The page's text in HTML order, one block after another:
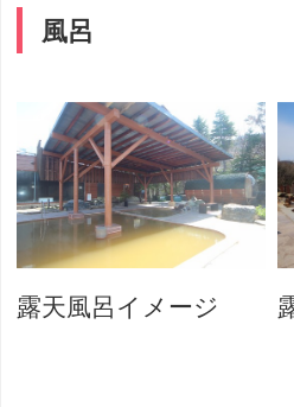
風呂
露天風呂イメージ